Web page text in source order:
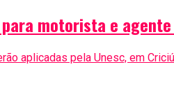
motorista e
aplicadas pela Unesc, em